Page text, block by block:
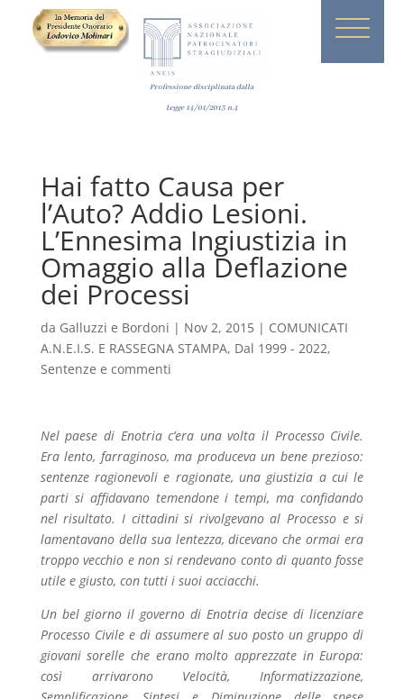
Professione disciplinata dalla
Legge14/01/2013n.4
Hai fatto Causa per
l’Auto? Addio Lesioni.
L’Ennesima Ingiustizia in
Omaggio alla Deflazione
dei Processi
da Galluzzi e Bordoni | Nov 2, 2015| COMUNICATI
A.N.E.I.S. E RASSEGNA STAMPA, Dal 1999 - 2022,
Sentenze e commenti
Nel paese di Enotria c’era una volta il Processo Civile.
Era lento, farraginoso, ma produceva un bene prezioso:
sentenze ragionevoli e ragionate, una giustizia a cui le
parti si affidavano temendone i tempi, ma confidando
nel risultato. I cittadini si rivolgevano al Processo e si
lamentavano della sua lentezza, dicevano che ormai era
troppo vecchio e non si rendevano conto di quanto fosse
utile e giusto, con tutti i suoi acciacchi.
Un bel giorno il governo di Enotria decise di licenziare
Processo Civile e di assumere al suo posto un gruppo di
giovani sorelle che erano molto apprezzate in Europa:
così arrivarono Velocità, Informatizzazione,